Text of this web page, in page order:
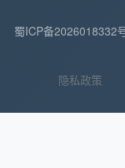
生物降解清洁
中性pH值产品
蜀ICP备2026018332
隐私政策